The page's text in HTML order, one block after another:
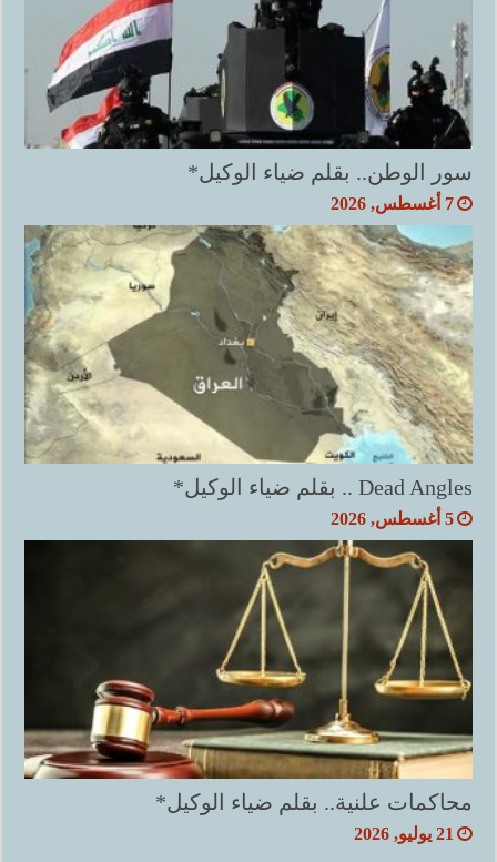
سور الوطن.. بقلم ضياء الوكيل*
7 أغسطس, 2026
Dead Angles .. بقلم ضياء الوكيل*
5 أغسطس, 2026
محاكمات علنية.. بقلم ضياء الوكيل*
21 يوليو, 2026